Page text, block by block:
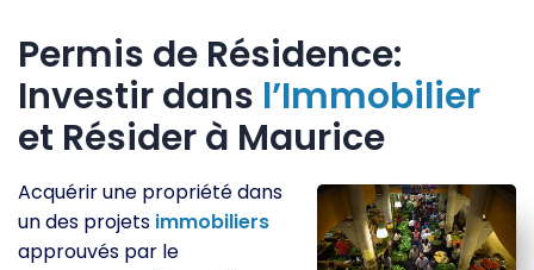
Permis de Résidence:
Investir dans l’Immobilier
et Résider à Maurice
Acquérir une propriété dans
un des projets immobiliers
approuvés par le